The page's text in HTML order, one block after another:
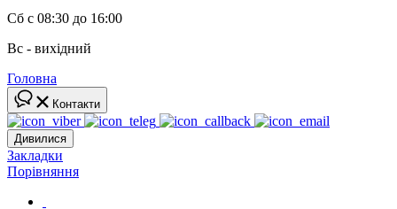
Сб с 08:30 до 16:00
Вс - вихідний
Головна
Контакти
Дивилися
Закладки
Порівняння